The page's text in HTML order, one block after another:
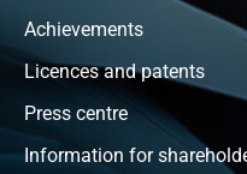
Achievements
Licences and patents
Press centre
Information for